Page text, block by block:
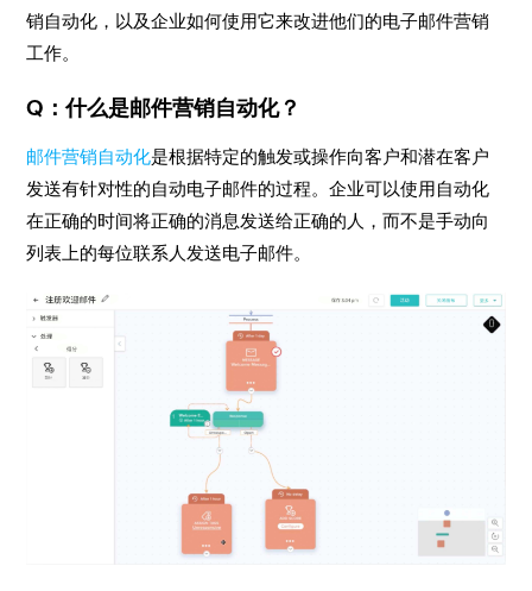
销自动化，以及企业如何使用它来改进他们的电子邮件营销
工作。
Q：什么是邮件营销自动化？
邮件营销自动化是根据特定的触发或操作向客户和潜在客户
发送有针对性的自动电子邮件的过程。企业可以使用自动化
在正确的时间将正确的消息发送给正确的人，而不是手动向
列表上的每位联系人发送电子邮件。